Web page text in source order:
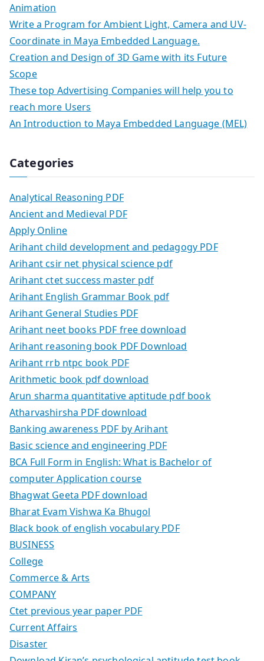
Animation
Write a Program for Ambient Light, Camera and UV-
Coordinate in Maya Embedded Language.
Creation and Design of 3D Game with its Future
Scope
These top Advertising Companies will help you to
reach more Users
An Introduction to Maya Embedded Language (MEL)
Categories
Analytical Reasoning PDF
Ancient and Medieval PDF
Apply Online
Arihant child development and pedagogy PDF
Arihant csir net physical science pdf
Arihant ctet success master pdf
Arihant English Grammar Book pdf
Arihant General Studies PDF
Arihant neet books PDF free download
Arihant reasoning book PDF Download
Arihant rrb ntpc book PDF
Arithmetic book pdf download
Arun sharma quantitative aptitude pdf book
Atharvashirsha PDF download
Banking awareness PDF by Arihant
Basic science and engineering PDF
BCA Full Form in English: What is Bachelor of
computer Application course
Bhagwat Geeta PDF download
Bharat Evam Vishwa Ka Bhugol
Black book of english vocabulary PDF
BUSINESS
College
Commerce & Arts
COMPANY
Ctet previous year paper PDF
Current Affairs
Disaster